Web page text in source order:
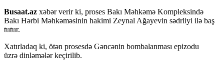
Busaat.az xəbər verir ki, proses Bakı Məhkəmə Kompleksində
Bakı Hərbi Məhkəməsinin hakimi Zeynal Ağayevin sədrliyi ilə baş
tutur.
Xatırladaq ki, ötən prosesdə Gəncənin bombalanması epizodu
üzrə dinləmələr keçirilib.